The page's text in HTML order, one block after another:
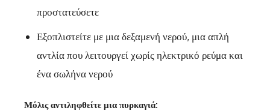
προστατεύσετε
Εξοπλιστείτε με μια δεξαμενή νερού, μια απλή
αντλία που λειτουργεί χωρίς ηλεκτρικό ρεύμα και
ένα σωλήνα νερού
Μόλις αντιληφθείτε μια πυρκαγιά: